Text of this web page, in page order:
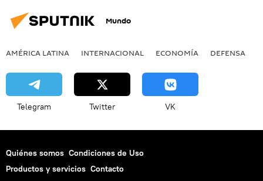
Mundo
AMÉRICA LATINA INTERNACIONAL ECONOMÍA DEFENSA
Telegram Twitter VK
Quiénes somos Condiciones de Uso
Productos y servicios Contacto